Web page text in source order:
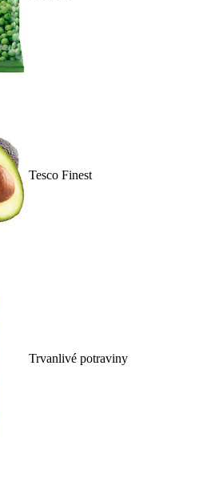
Tesco Finest
Trvanlivé potraviny